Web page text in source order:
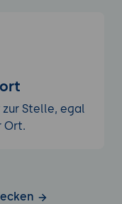
Stelle, egal
Ort.